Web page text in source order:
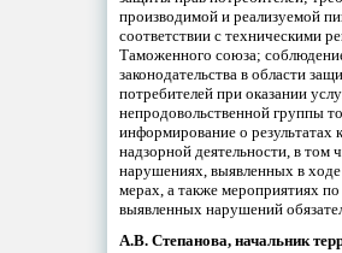
производимой и реализуемой
соответствии с техническими
Таможенного союза;
законодательства в области
потребителей при оказании
непродовольственной группы
информирование о результатах
надзорной деятельности, в том
нарушениях, выявленных в
мерах, а также мероприятиях
выявленных нарушений
А.В. Степанова, начальник